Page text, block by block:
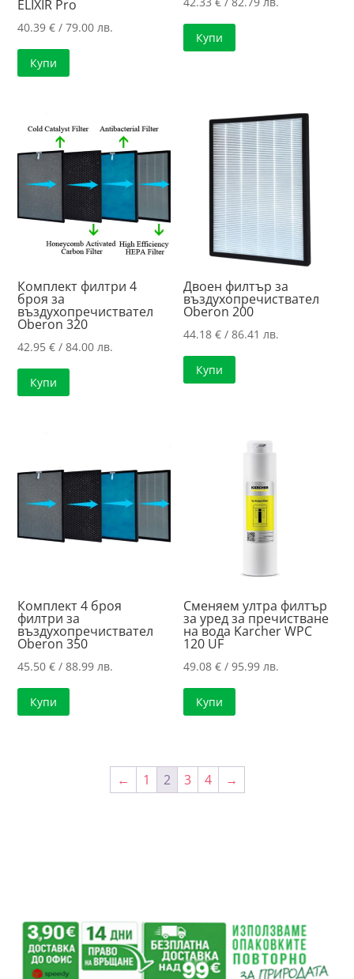
ELIXIR Pro
40.39€ / 79.00 лв.
Купи
Купи
Комплект филтри 4
броя за
въздухопречиствател
Oberon 320
42.95€ / 84.00 лв.
Купи
Двоен филтър за
въздухопречиствател
Oberon 200
44.18€ / 86.41 лв.
Купи
Комплект 4 броя
филтри за
въздухопречиствател
Oberon 350
45.50€ / 88.99 лв.
Купи
Сменяем ултра филтър
за уред за пречистване
на вода Karcher WPC
120 UF
49.08€ / 95.99 лв.
Купи
← 1 2 3 4 →